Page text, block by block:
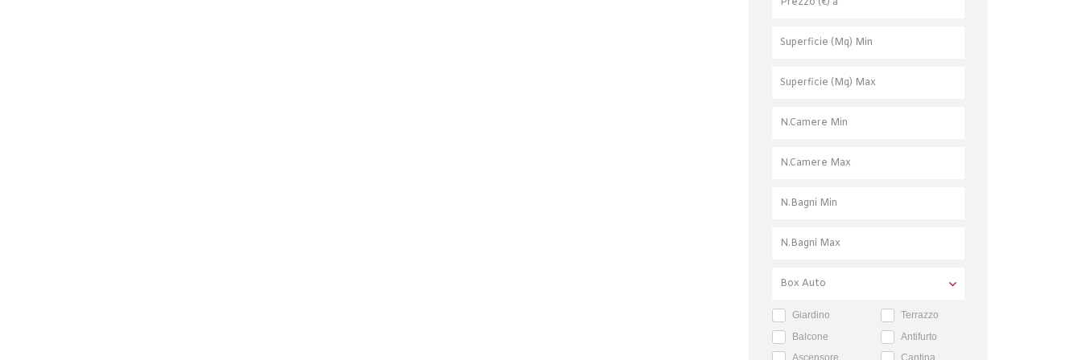
Giardino
Terrazzo
Balcone
Antifurto
Ascensore
Cantina